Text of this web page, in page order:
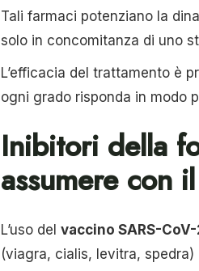
Tali farmaci potenziano la
solo in concomitanza di uno
L’efficacia del trattamento è
ogni grado risponda in modo
Inibitori della
assumere con
L’uso del vaccino SARS-CoV-
(viagra, cialis, levitra,